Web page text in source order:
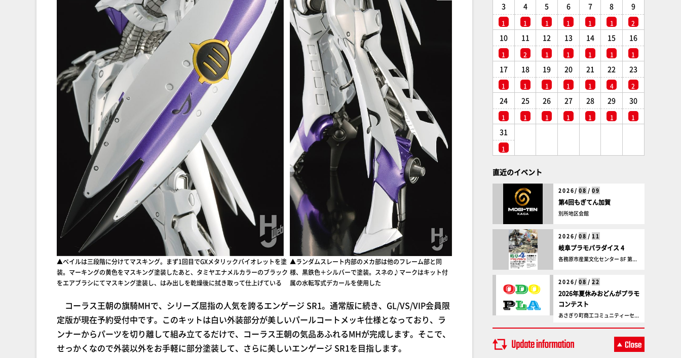
▲ベイルは三段階に分けてマスキング。まず1回目でGXメタリックバイオレットを塗
装。マーキングの黄色をマスキング塗装したあと、タミヤエナメルカラーのブラック
をエアブラシにてマスキング塗装し、はみ出しを乾燥後に拭き取って仕上げている
▲ランダムスレート内部のメカ部は他のフレーム部と同
様、黒鉄色＋シルバーで塗装。スネの♪マークはキット付
属の水転写式デカールを使用した
コーラス王朝の旗騎MHで、シリーズ屈指の人気を誇るエンゲージ SR1。通常版に続き、GL/VS/VIP会員限
定版が現在予約受付中です。このキットは白い外装部分が美しいパールコートメッキ仕様となっており、ラ
ンナーからパーツを切り離して組み立てるだけで、コーラス王朝の気品あふれるMHが完成します。そこで、
せっかくなので外装以外をお手軽に部分塗装して、さらに美しいエンゲージ SR1を目指します。
3
1
4
1
5
1
6
1
7
1
8
1
9
2
10
1
11
2
12
1
13
1
14
1
15
1
16
1
17
1
18
1
19
1
20
1
21
1
22
4
23
2
24
1
25
1
26
1
27
1
28
1
29
1
30
1
31
1
直近のイベント
2026/ 08 / 09
第4回もぎてん加賀
別所地区会館
2026/ 08 / 11
岐阜プラモパラダイス 4
各務原市産業文化センター 8F 第...
2026/ 08 / 22
2026年夏休みおどんがプラモ
コンテスト
あさぎり町商工コミュニティーセ...